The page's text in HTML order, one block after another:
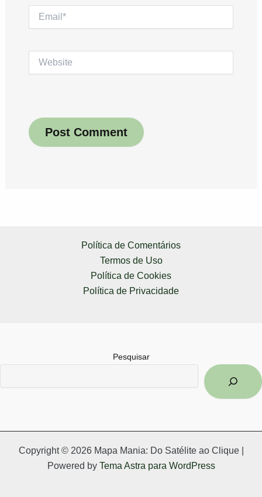
Email*
Website
Política de Comentários
Termos de Uso
Política de Cookies
Política de Privacidade
Pesquisar
Copyright © 2026 Mapa Mania: Do Satélite ao Clique |
Powered by Tema Astra para WordPress